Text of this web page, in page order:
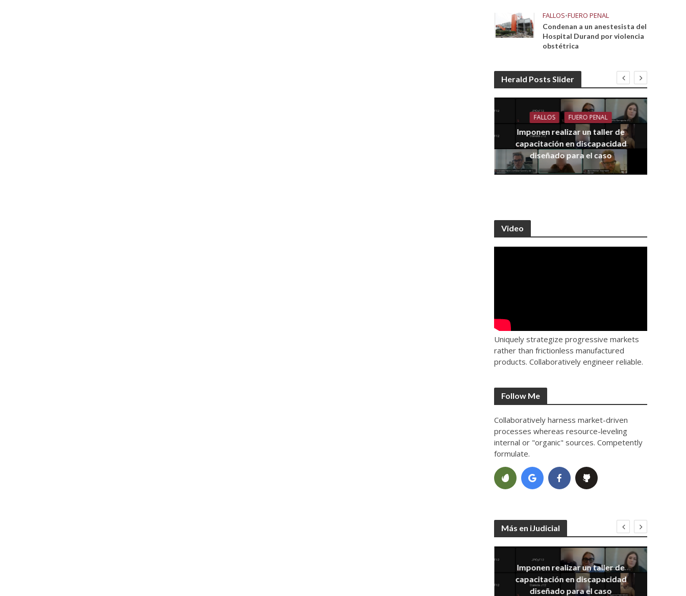
FALLOS•FUERO PENAL
Condenan a un anestesista del
Hospital Durand por violencia
obstétrica
Herald Posts Slider
FALLOS FUERO PENAL
Imponen realizar un taller de
capacitación en discapacidad
diseñado para el caso
Video
Uniquely strategize progressive markets
rather than frictionless manufactured
products. Collaboratively engineer reliable.
Follow Me
Collaboratively harness market-driven
processes whereas resource-leveling
internal or "organic" sources. Competently
formulate.
Más en iJudicial
Imponen realizar un taller de
capacitación en discapacidad
diseñado para el caso